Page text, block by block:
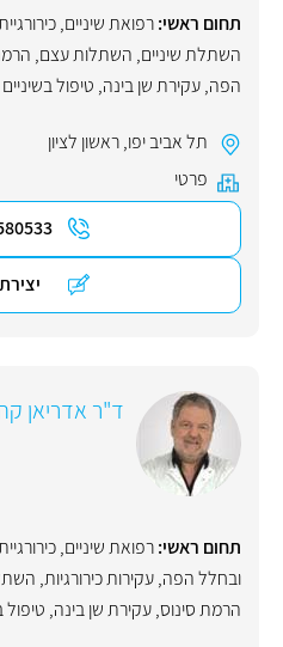
תחום ראשי:רפואת שיניים,
השתלת שיניים, השתלות עצם,
הפה,עקירת שן בינה, טיפול
תל אביב יפו,ראשון לציון
פרטי
ד"ר אדריאן
תחום ראשי:רפואת שיניים,
ובחלל הפה,עקירות כירורגיות,
הרמת סינוס,עקירת שן בינה, טיפול